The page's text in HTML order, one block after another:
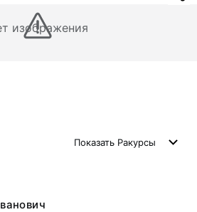
изображения
Показать Ракурсы